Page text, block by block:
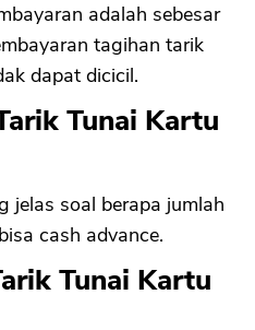
adalah sebesar
tagihan tarik
dapat dicicil.
Tunai Kartu
jelas soal berapa jumlah
cash advance.
Tunai Kartu